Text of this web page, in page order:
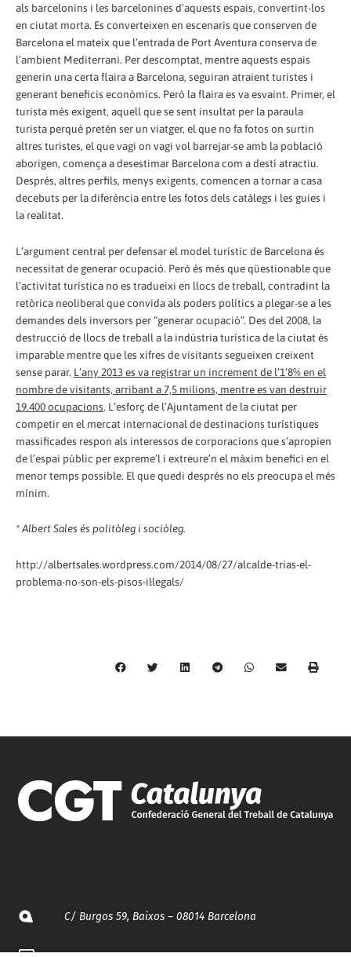
als barcelonins i les barcelonines d’aquests espais, convertint-los
en ciutat morta. Es converteixen en escenaris que conserven de
Barcelona el mateix que l’entrada de Port Aventura conserva de
l’ambient Mediterrani. Per descomptat, mentre aquests espais
generin una certa flaira a Barcelona, seguiran atraient turistes i
generant beneficis econòmics. Però la flaira es va esvaint. Primer, el
turista més exigent, aquell que se sent insultat per la paraula
turista perquè pretén ser un viatger, el que no fa fotos on surtin
altres turistes, el que vagi on vagi vol barrejar-se amb la població
aborigen, comença a desestimar Barcelona com a destí atractiu.
Després, altres perfils, menys exigents, comencen a tornar a casa
decebuts per la diferència entre les fotos dels catàlegs i les guies i
la realitat.
L’argument central per defensar el model turístic de Barcelona és
necessitat de generar ocupació. Però és més que qüestionable que
l’activitat turística no es tradueixi en llocs de treball, contradint la
retòrica neoliberal que convida als poders polítics a plegar-se a les
demandes dels inversors per “generar ocupació”. Des del 2008, la
destrucció de llocs de treball a la indústria turística de la ciutat és
imparable mentre que les xifres de visitants segueixen creixent
sense parar. L’any 2013 es va registrar un increment de l’1’8% en el
nombre de visitants, arribant a 7,5 milions, mentre es van destruir
19.400 ocupacions. L’esforç de l’Ajuntament de la ciutat per
competir en el mercat internacional de destinacions turístiques
massificades respon als interessos de corporacions que s’apropien
de l’espai públic per expreme’l i extreure’n el màxim benefici en el
menor temps possible. El que quedi després no els preocupa el més
mínim.
* Albert Sales és politòleg i sociòleg.
http://albertsales.wordpress.com/2014/08/27/alcalde-trias-el-
problema-no-son-els-pisos-il·legals/
C/ Burgos 59, Baixos – 08014 Barcelona